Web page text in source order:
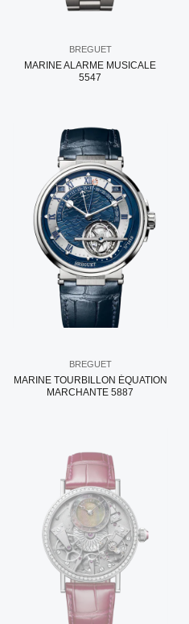
BREGUET
MARINE ALARME MUSICALE
5547
BREGUET
MARINE TOURBILLON ÉQUATION
MARCHANTE 5887